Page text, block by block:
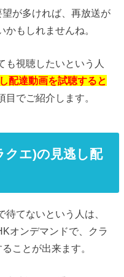
が多ければ、再放送が
もしれませんね。
も視聴したいという人
配達動画を試聴すると
目でご紹介します。
クエ)の見逃し配
てないという人は、
オンデマンドで、クラ
ことが出来ます。